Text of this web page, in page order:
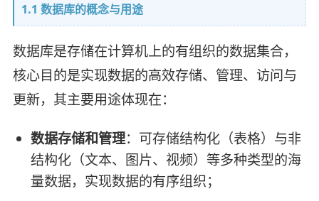
1.1 数据库的概念与用途
数据库是存储在计算机上的有组织的数据集合，
核心目的是实现数据的高效存储、管理、访问与
更新，其主要用途体现在：
数据存储和管理：可存储结构化（表格）与非
结构化（文本、图片、视频）等多种类型的海
量数据，实现数据的有序组织；